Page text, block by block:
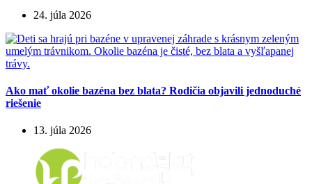
24. júla 2026
Ako mať okolie bazéna bez blata? Rodičia objavili jednoduché
riešenie
13. júla 2026